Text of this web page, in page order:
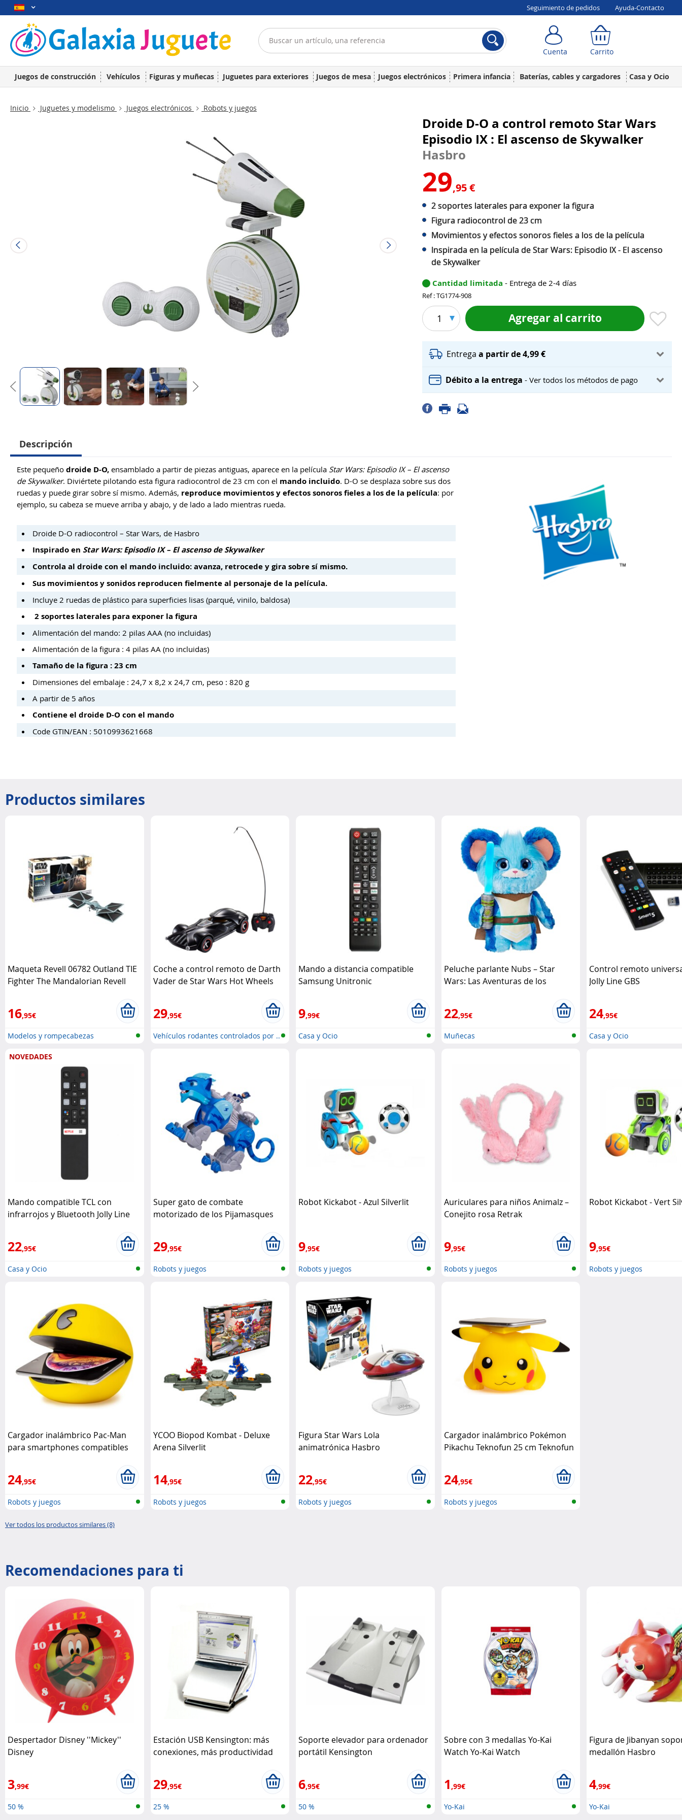
Seguimiento de pedidos Ayuda-Contacto
Cuenta Carrito
Juegos de construcción Vehículos Figuras y muñecas Juguetes para exteriores Juegos de mesa Juegos electrónicos Primera infancia Baterías, cables y cargadores Casa y Ocio
Inicio Juguetes y modelismo Juegos electrónicos Robots y juegos
Droide D-O a control remoto Star Wars
Episodio IX : El ascenso de Skywalker
Hasbro
29,95 €
2 soportes laterales para exponer la figura
Figura radiocontrol de 23 cm
Movimientos y efectos sonoros fieles a los de la película
Inspirada en la película de Star Wars: Episodio IX - El ascenso
de Skywalker
Cantidad limitada - Entrega de 2-4 días
Ref : TG1774-908
1 Agregar al carrito
Entregaa partir de 4,99 €
Débito a la entrega- Ver todos los métodos de pago
Descripción
Este pequeño droide D-O, ensamblado a partir de piezas antiguas, aparece en la película Star Wars: Episodio IX – El ascenso
de Skywalker. Diviértete pilotando esta figura radiocontrol de 23 cm con el mando incluido. D-O se desplaza sobre sus dos
ruedas y puede girar sobre sí mismo. Además, reproduce movimientos y efectos sonoros fieles a los de la película: por
ejemplo, su cabeza se mueve arriba y abajo, y de lado a lado mientras rueda.
Droide D-O radiocontrol – Star Wars, de Hasbro
Inspirado en Star Wars: Episodio IX – El ascenso de Skywalker
Controla al droide con el mando incluido: avanza, retrocede y gira sobre sí mismo.
Sus movimientos y sonidos reproducen fielmente al personaje de la película.
Incluye 2 ruedas de plástico para superficies lisas (parqué, vinilo, baldosa)
2 soportes laterales para exponer la figura
Alimentación del mando: 2 pilas AAA (no incluidas)
Alimentación de la figura : 4 pilas AA (no incluidas)
Tamaño de la figura : 23 cm
Dimensiones del embalaje : 24,7 x 8,2 x 24,7 cm, peso : 820 g
A partir de 5 años
Contiene el droide D-O con el mando
Code GTIN/EAN : 5010993621668
Productos similares
Maqueta Revell 06782 Outland TIE
Fighter The Mandalorian Revell
16,95€
Modelos y rompecabezas
Coche a control remoto de Darth
Vader de Star Wars Hot Wheels
29,95€
Vehículos rodantes controlados por ..
Mando a distancia compatible
Samsung Unitronic
9,99€
Casa y Ocio
Peluche parlante Nubs – Star
Wars: Las Aventuras de los
22,95€
Muñecas
Control remoto
Jolly Line GBS
24,95€
Casa y Ocio
NOVEDADES
Mando compatible TCL con
infrarrojos y Bluetooth Jolly Line
22,95€
Casa y Ocio
Super gato de combate
motorizado de los Pijamasques
29,95€
Robots y juegos
Robot Kickabot - Azul Silverlit
9,95€
Robots y juegos
Auriculares para niños Animalz –
Conejito rosa Retrak
9,95€
Robots y juegos
Robot Kickabot - Vert
9,95€
Robots y juegos
Cargador inalámbrico Pac-Man
para smartphones compatibles
24,95€
Robots y juegos
YCOO Biopod Kombat - Deluxe
Arena Silverlit
14,95€
Robots y juegos
Figura Star Wars Lola
animatrónica Hasbro
22,95€
Robots y juegos
Cargador inalámbrico Pokémon
Pikachu Teknofun 25 cm Teknofun
24,95€
Robots y juegos
Ver todos los productos similares (8)
Recomendaciones para ti
Despertador Disney ''Mickey''
Disney
3,99€
50 %
Estación USB Kensington: más
conexiones, más productividad
29,95€
25 %
Soporte elevador para ordenador
portátil Kensington
6,95€
50 %
Sobre con 3 medallas Yo-Kai
Watch Yo-Kai Watch
1,99€
Yo-Kai
Figura de Jibanyan
medallón Hasbro
4,99€
Yo-Kai
Cuenta Carrito